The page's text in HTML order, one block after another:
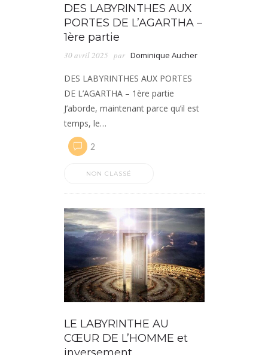
DES LABYRINTHES AUX
PORTES DE L’AGARTHA –
1ère partie
30 avril 2025 par Dominique Aucher
DES LABYRINTHES AUX PORTES
DE L’AGARTHA – 1ère partie
J’aborde, maintenant parce qu’il est
temps, le…
2
NON CLASSÉ
LE LABYRINTHE AU
CŒUR DE L’HOMME et